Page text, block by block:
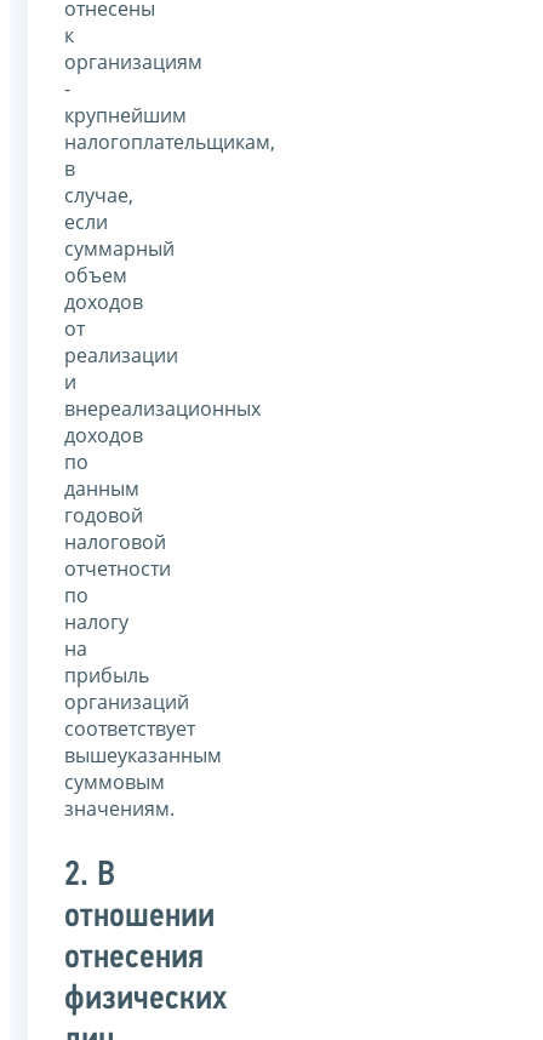
отнесены
к
организациям
-
крупнейшим
налогоплательщикам,
в
случае,
если
суммарный
объем
доходов
от
реализации
и
внереализационных
доходов
по
данным
годовой
налоговой
отчетности
по
налогу
на
прибыль
организаций
соответствует
вышеуказанным
суммовым
значениям.
2. В
отношении
отнесения
физических